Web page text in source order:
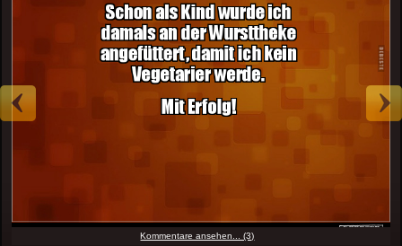
Kommentare ansehen... (3)